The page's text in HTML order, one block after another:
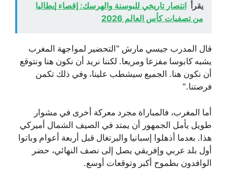
يقرأ انتصار تاريخي للبوسنة والهرسك: إقصاء إيطاليا
من تصفيات كأس العالم 2026
قال المدرب جيسي مارش "التحضير لمواجهة المغرب
يشبه كابوسا مفزعا ومريعا. لكننا نريد أن نكون هنا ونتوقع
أن نكون هنا. الجميع سيشطب علينا، وفي ذلك تكمن
فرصتنا."
أما المغرب، فالمباراة مجرد معركة أخرى في مشوار
طويل يأمل الجمهور أن يمتد في الصيف الشمال أميركي
هذا. بعدما أذهلوا إسبانيا والبرتغال قبل أربعة أعوام وباتوا
أول بلد عربي وإفريقي يصل إلى نصف النهائي، حضر
الوافدون بطموح أكبر وتوقعات أوسع.